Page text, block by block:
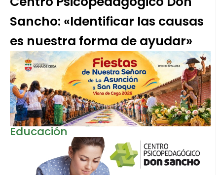
Sancho: «Identificar las causas
es nuestra forma de ayudar»
Educación